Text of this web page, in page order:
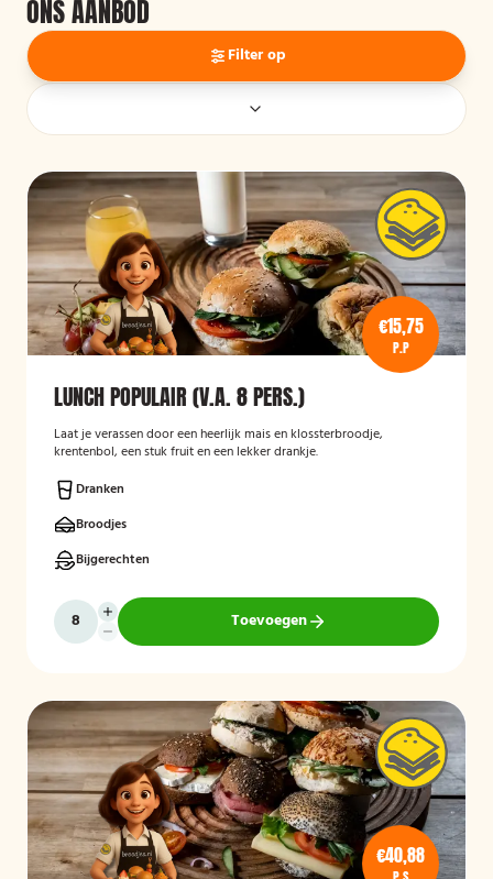
ONS AANBOD
Filter op
€15,75
P.P
LUNCH POPULAIR (V.A. 8 PERS.)
Laat je verassen door een heerlijk mais en klossterbroodje,
krentenbol, een stuk fruit en een lekker drankje.
Dranken
Broodjes
Bijgerechten
Toevoegen
€40,88